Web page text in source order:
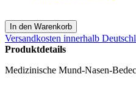
Versandkosten innerhalb
Produktdetails
Medizinische Mund-Nasen-